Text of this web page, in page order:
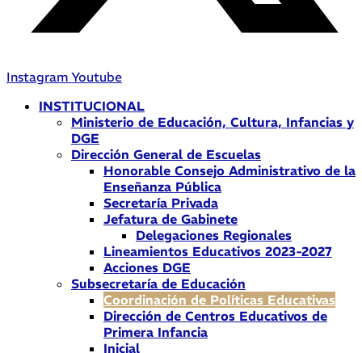
Instagram Youtube
INSTITUCIONAL
Ministerio de Educación, Cultura, Infancias y
DGE
Dirección General de Escuelas
Honorable Consejo Administrativo de la
Enseñanza Pública
Secretaría Privada
Jefatura de Gabinete
Delegaciones Regionales
Lineamientos Educativos 2023-2027
Acciones DGE
Subsecretaría de Educación
Coordinación de Políticas Educativas
Dirección de Centros Educativos de
Primera Infancia
Inicial